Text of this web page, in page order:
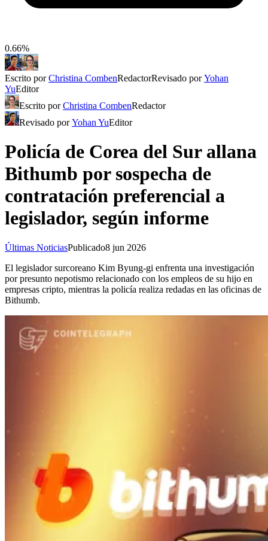
0.66%
Escrito porChristina CombenRedactorRevisado porYohan
YuEditor
Escrito porChristina CombenRedactor
Revisado porYohan YuEditor
Policía de Corea del Sur allana
Bithumb por sospecha de
contratación preferencial a
legislador, según informe
Últimas NoticiasPublicado8 jun 2026
El legislador surcoreano Kim Byung-gi enfrenta una investigación
por presunto nepotismo relacionado con los empleos de su hijo en
empresas cripto, mientras la policía realiza redadas en las oficinas de
Bithumb.